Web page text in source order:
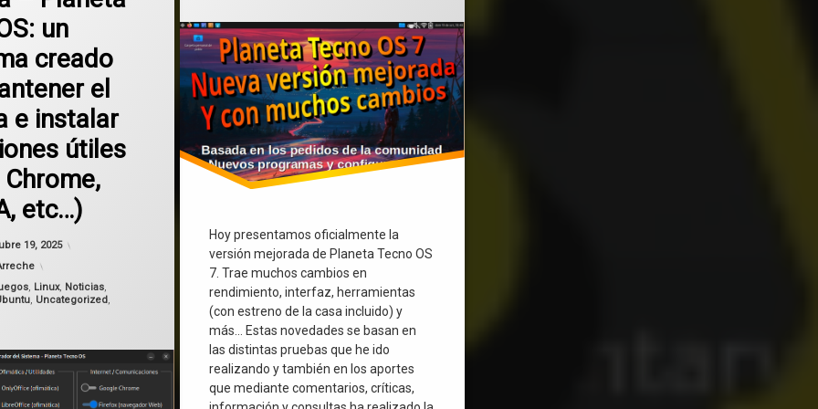
Hoy presentamos oficialmente la
versión mejorada de Planeta Tecno OS
7. Trae muchos cambios en
rendimiento, interfaz, herramientas
(con estreno de la casa incluido) y
más… Estas novedades se basan en
las distintas pruebas que he ido
realizando y también en los aportes
que mediante comentarios, críticas,
un
creado
el
e instalar
útiles
etc…)
19, 2025
octubre 19, 2025
, Linux, Noticias,
, Uncategorized,